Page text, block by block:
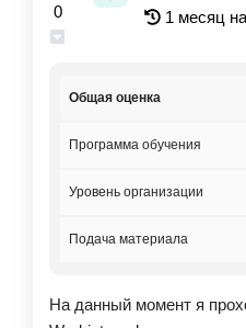
0
1 месяц
Общая оценка
Программа обучения
Уровень организации
Подача материала
На данный момент я